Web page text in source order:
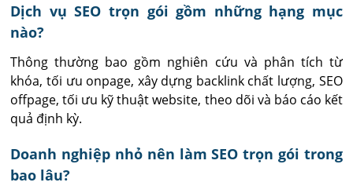
Dịch vụ SEO trọn gói gồm những hạng mục
nào?
Thông thường bao gồm nghiên cứu và phân tích từ
khóa, tối ưu onpage, xây dựng backlink chất lượng, SEO
offpage, tối ưu kỹ thuật website, theo dõi và báo cáo kết
quả định kỳ.
Doanh nghiệp nhỏ nên làm SEO trọn gói trong
bao lâu?